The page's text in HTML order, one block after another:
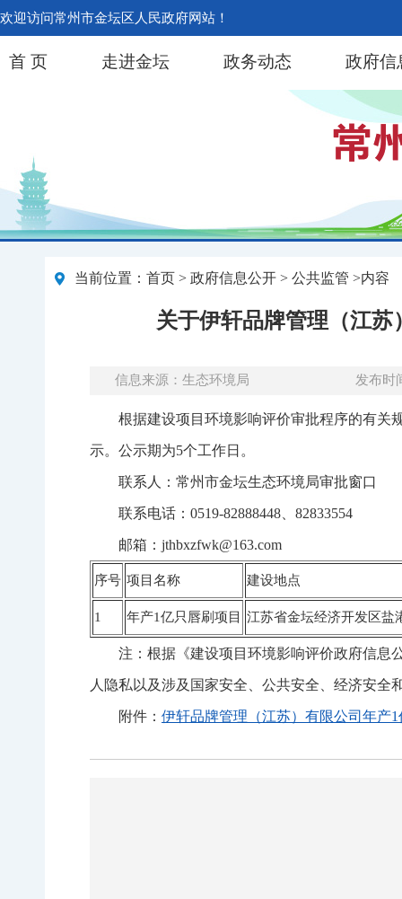
欢迎访问常州市金坛区人民政府网站！
首 页 走进金坛 政务动态 政府信
当前位置： 首页 > 政府信息公开 > 公共监管 >内容
关于伊轩品牌管理（江
信息来源：生态环境局 发布时
根据建设项目环境影响评价审批程序的有关
示。公示期为5个工作日。
联系人：常州市金坛生态环境局审批窗口
联系电话：0519-82888448、82833554
邮箱：jthbxzfwk@163.com
序号 项目名称 建设地点
1 年产1亿只唇刷项目 江苏省金坛经济开发区盐
注：根据《建设项目环境影响评价政府信息
人隐私以及涉及国家安全、公共安全、经济安全
附件： 伊轩品牌管理（江苏）有限公司年产